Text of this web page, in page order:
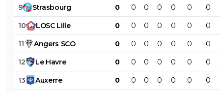
9 Strasbourg 0 0 0 0 0 0 0
10 LOSC Lille 0 0 0 0 0 0 0
11 Angers SCO 0 0 0 0 0 0 0
12 Le Havre 0 0 0 0 0 0 0
13 Auxerre 0 0 0 0 0 0 0